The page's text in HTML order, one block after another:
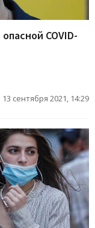
COVID-
13 сентября 2021, 14:29